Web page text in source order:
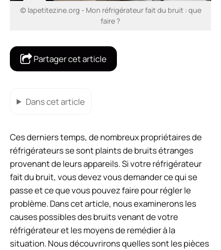
© lapetitezine.org - Mon réfrigérateur fait du bruit : que
faire ?
Partager cet article
Dans cet article
Ces derniers temps, de nombreux propriétaires de
réfrigérateurs se sont plaints de bruits étranges
provenant de leurs appareils. Si votre réfrigérateur
fait du bruit, vous devez vous demander ce qui se
passe et ce que vous pouvez faire pour régler le
problème. Dans cet article, nous examinerons les
causes possibles des bruits venant de votre
réfrigérateur et les moyens de remédier à la
situation. Nous découvrirons quelles sont les pièces